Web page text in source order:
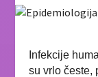
Infekcije
su vrlo česte,